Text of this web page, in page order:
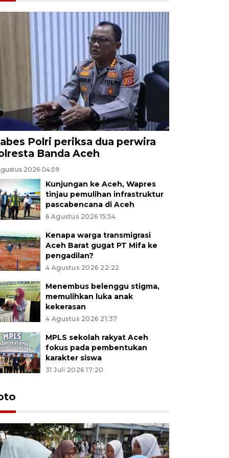
Polri periksa dua perwira
Banda Aceh
2026 04:59
Kunjungan ke Aceh, Wapres
tinjau pemulihan infrastruktur
pascabencana di Aceh
6 Agustus 2026 15:54
Kenapa warga transmigrasi
Aceh Barat gugat PT Mifa ke
pengadilan?
4 Agustus 2026 22:22
Menembus belenggu stigma,
memulihkan luka anak
kekerasan
4 Agustus 2026 21:37
MPLS sekolah rakyat Aceh
fokus pada pembentukan
karakter siswa
31 Juli 2026 17:20